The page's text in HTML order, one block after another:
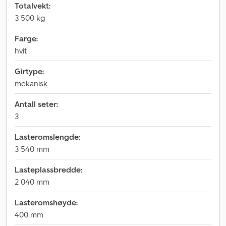
Totalvekt:
3 500 kg
Farge:
hvit
Girtype:
mekanisk
Antall seter:
3
Lasteromslengde:
3 540 mm
Lasteplassbredde:
2 040 mm
Lasteromshøyde:
400 mm